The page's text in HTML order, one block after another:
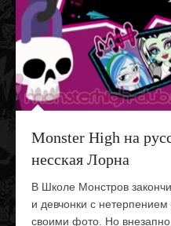
Monster High на
несская Лорна
В Школе Монстров
и девчонки с
своими фото. Но